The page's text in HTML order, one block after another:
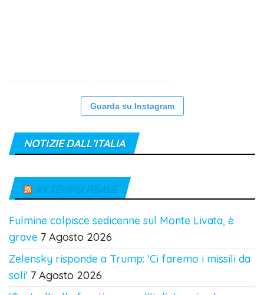
Guarda su Instagram
NOTIZIE DALL’ITALIA
IN TEMPO REALE
Fulmine colpisce sedicenne sul Monte Livata, è
grave 7 Agosto 2026
Zelensky risponde a Trump: 'Ci faremo i missili da
soli' 7 Agosto 2026